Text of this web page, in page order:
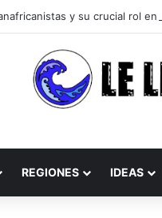
REGIONES IDEAS